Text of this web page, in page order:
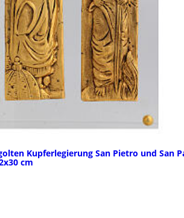
Kupferlegierung San Pietro und San
cm